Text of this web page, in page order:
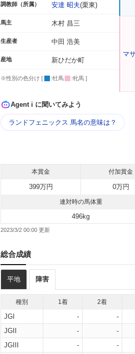
調教師（所属） 安達 昭夫(栗東)
馬主 木村 昌三
生産者 中田 浩美
産地 新ひだか町
※性別の色分け [ :牡馬 :牝馬 ]
マ
Agent i に聞いてみよう
ランドフェニックス 馬名の意味は？
本賞金 付加賞金
399万円 0万円
連対時の馬体重
496kg
2023/3/2 00:00
総合成績
平地 障害
種別 1着 2着
JGI - -
JGII
- -
JGIII
- -